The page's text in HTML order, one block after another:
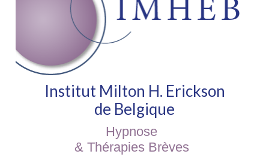
Institut Milton H. Erickson
de Belgique
Hypnose
& Thérapies Brèves